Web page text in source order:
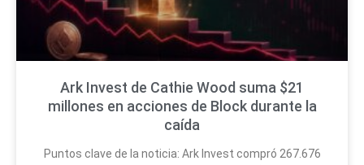
Ark Invest de Cathie Wood suma $21
millones en acciones de Block durante la
caída
Puntos clave de la noticia: Ark Invest compró 267.676